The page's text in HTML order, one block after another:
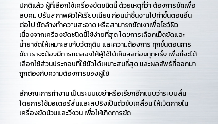
ปกติแล้ว ผู้ที่เลือกใช้เครื่องขัดชนิดนี้ ด้วยเหตุที่ว่า ต้องการขัดเพื่อ
ลบคม ปรับสภาพผิวให้เรียบเนียน ก่อนนำชิ้นงานไปทำขั้นตอนอื่น
ต่อไป ขัดล้างทำความสะอาด หรือสามารถขัดเงาเพื่อโชว์ผิว
เนื่องจากเครื่องขัดชนิดนี้ใช้ง่ายที่สุด โดยการเลือกเม็ดขัดและ
น้ำยาขัดให้เหมาะสมกับวัตถุดิบ และความต้องการ ทุกขั้นตอนการ
ขัด เราจะต้องมีการทดลองให้ผู้ใช้ได้เห็นผลก่อนทุกครั้ง เพื่อที่จะได้
เลือกใช้ส่วนประกอบที่ใช้ขัดได้เหมาะสมที่สุด และผลลัพธ์ที่ออกมา
ถูกต้องกับความต้องการของผู้ใช้
ลักษณะการทำงาน เป็นระบบเขย่าหรือเรียกอีกแบบว่าระบบสั่น
โดยการใช้มอเตอร์สั่นและสปริงเป็นตัวขับเคลื่อน ให้เม็ดภายใน
เครื่องขัดม้วนและวิ่งวน เพื่อให้เกิดการขัด